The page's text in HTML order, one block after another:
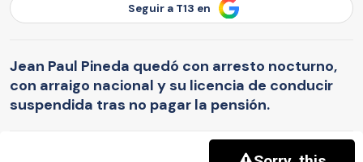
Seguir a T13 en
Jean Paul Pineda quedó con arresto nocturno,
con arraigo nacional y su licencia de conducir
suspendida tras no pagar la pensión.